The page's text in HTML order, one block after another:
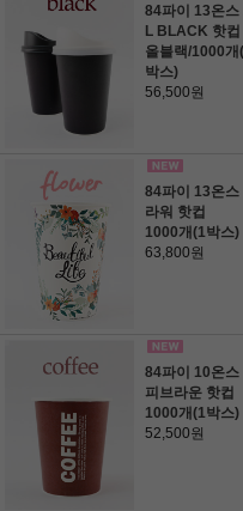
84파이 13온스
L BLACK 핫컵
올블랙/1000개
박스)
56,500원
84파이 13온스
라워 핫컵
1000개(1박스)
63,800원
84파이 10온스
피브라운 핫컵
1000개(1박스)
52,500원